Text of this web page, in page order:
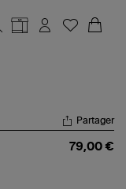
Partager
79,00 €